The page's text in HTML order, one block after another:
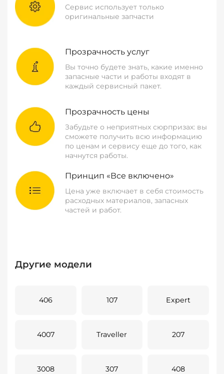
Сервис использует только
оригинальные запчасти
Прозрачность услуг
Вы точно будете знать, какие именно
запасные части и работы входят в
каждый сервисный пакет.
Прозрачность цены
Забудьте о неприятных сюрпризах: вы
сможете получить всю информацию
по ценам и сервису еще до того, как
начнутся работы.
Принцип «Все включено»
Цена уже включает в себя стоимость
расходных материалов, запасных
частей и работ.
Другие модели
406 107 Expert
4007 Traveller 207
3008 307 408